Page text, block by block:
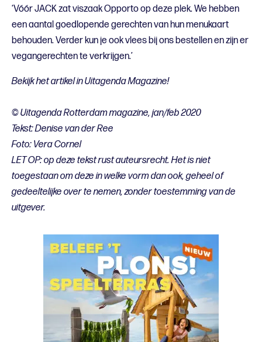
‘Vóór JACK zat viszaak Opporto op deze plek. We hebben
een aantal goedlopende gerechten van hun menukaart
behouden. Verder kun je ook vlees bij ons bestellen en zijn er
vegangerechten te verkrijgen.’
Bekijk het artikel in Uitagenda Magazine!
© Uitagenda Rotterdam magazine, jan/feb 2020
Tekst: Denise van der Ree
Foto: Vera Cornel
LET OP: op deze tekst rust auteursrecht. Het is niet
toegestaan om deze in welke vorm dan ook, geheel of
gedeeltelijke over te nemen, zonder toestemming van de
uitgever.